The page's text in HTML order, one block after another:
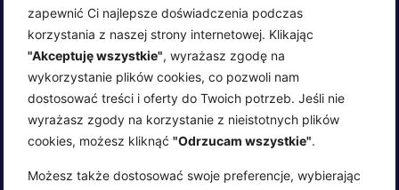
zapewnić Ci najlepsze doświadczenia podczas
korzystania z naszej strony internetowej. Klikając
"Akceptuję wszystkie", wyrażasz zgodę na
wykorzystanie plików cookies, co pozwoli nam
dostosować treści i oferty do Twoich potrzeb. Jeśli nie
wyrażasz zgody na korzystanie z nieistotnych plików
cookies, możesz kliknąć "Odrzucam wszystkie".
Możesz także dostosować swoje preferencje, wybierając
Szkolenie i współzawodnictwo sportowe dzieci i
młodzieży prowadzone przez Robotniczy Klub Sportowy
Ursuswspółfinansuje m.st. Warszawa oraz dzielnica
Ursus.